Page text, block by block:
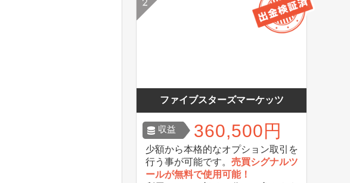
ファイブスターズマーケッツ
収益 360,500円
少額から本格的なオプション取引を
行う事が可能です。 売買シグナルツ
ールが無料で使用可能！